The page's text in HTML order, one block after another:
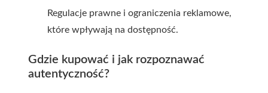
Regulacje prawne i ograniczenia reklamowe,
które wpływają na dostępność.
Gdzie kupować i jak rozpoznawać
autentyczność?